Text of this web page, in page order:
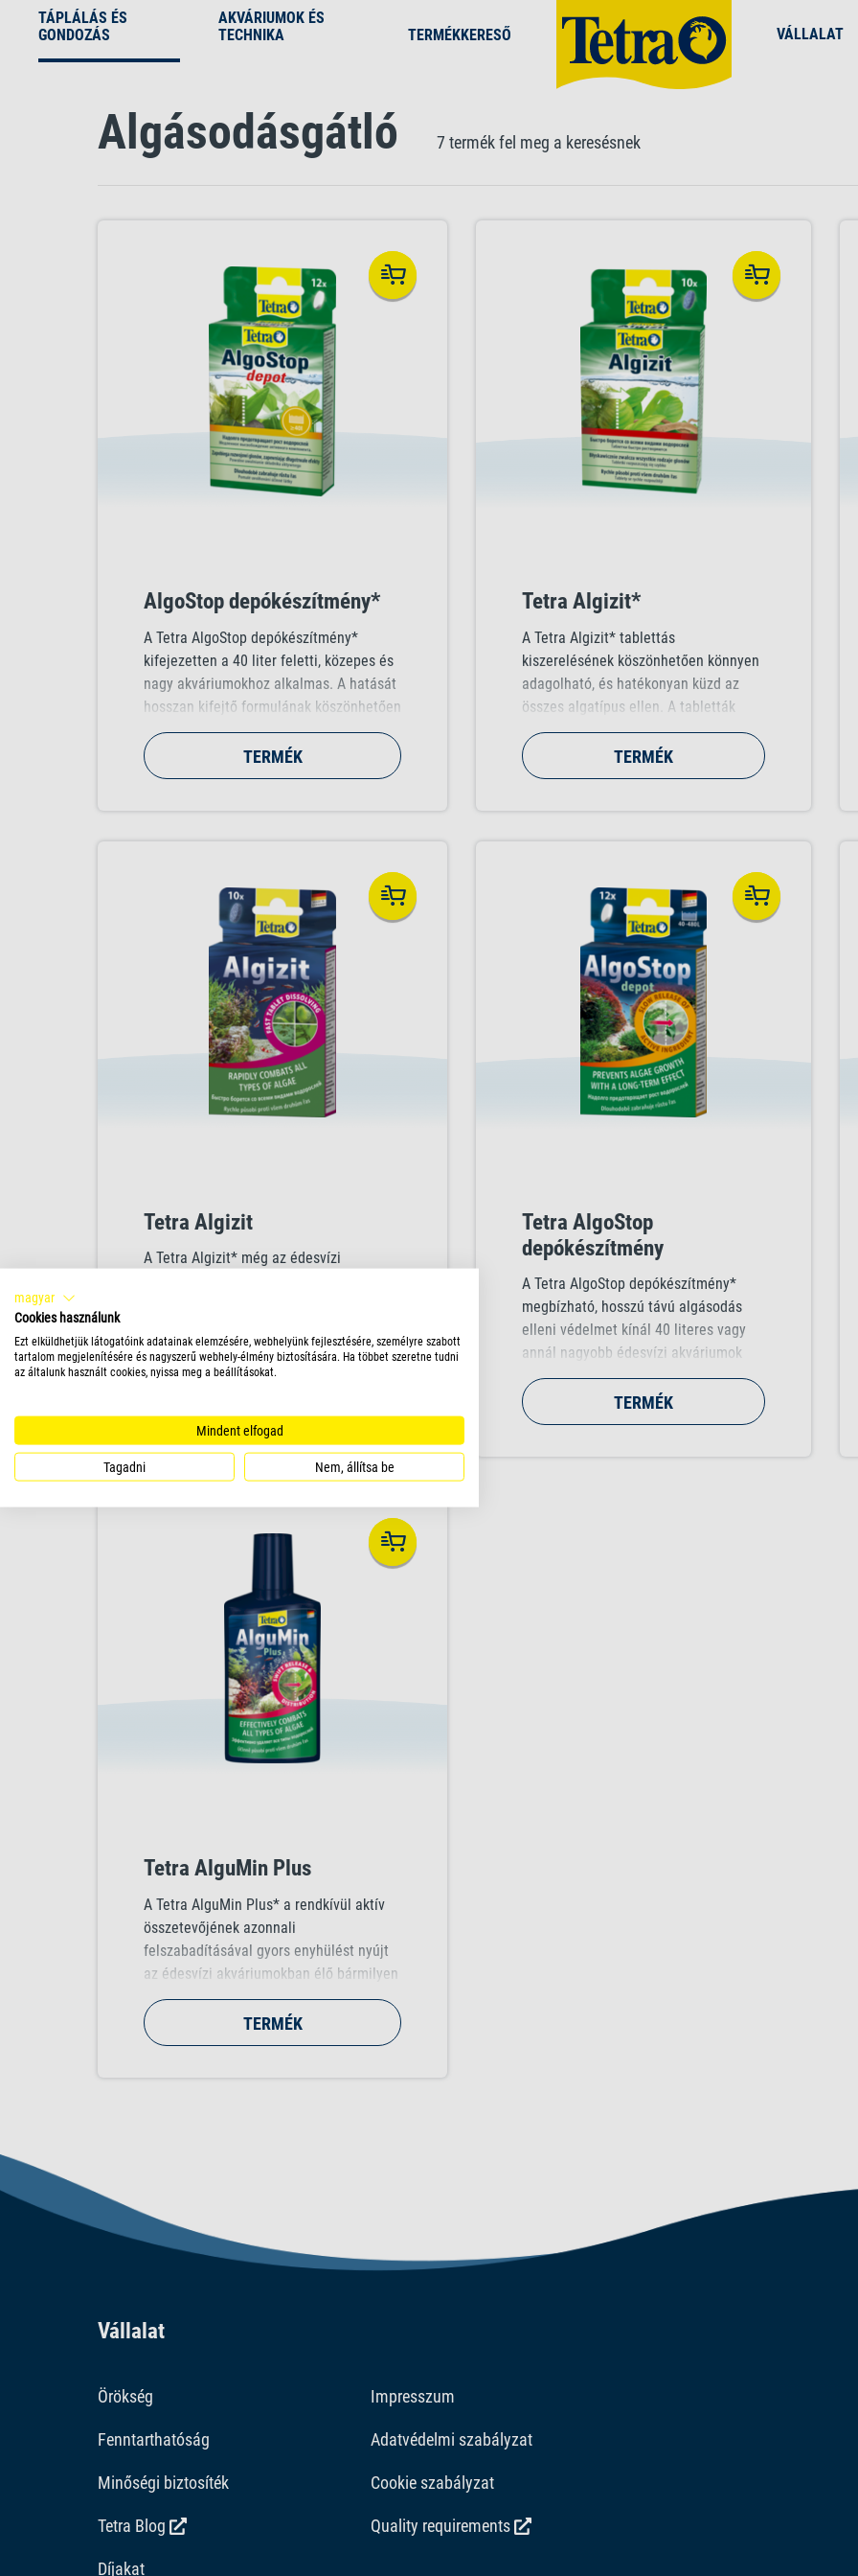
TÁPLÁLÁS ÉS
GONDOZÁS
AKVÁRIUMOK ÉS
TECHNIKA
TERMÉKKERESŐ VÁLLALAT
Algásodásgátló 7 termék fel meg a keresésnek
AlgoStop depókészítmény*
A Tetra AlgoStop depókészítmény*
kifejezetten a 40 liter feletti, közepes és
nagy akváriumokhoz alkalmas. A hatását
hosszan kifejtő formulának köszönhetően
a hatóanyag lassan szabadul fel, és
biztosítja a hosszan tartó hatást.
TERMÉK
Tetra Algizit*
A Tetra Algizit* tablettás
kiszerelésének köszönhetően könnyen
adagolható, és hatékonyan küzd az
összes algatípus ellen. A tabletták
gyorsan feloldódnak, felszabadítva az
erősen koncentrált hatóanyagot.
TERMÉK
Tetra Algizit
A Tetra Algizit* még az édesvízi
algákat, valamint a kihívást jelentő ecset-
és szakállalgákat. A használati
kíméletes a halakkal, növényekkel és
hasznos mikroorganizmusokkal.
Tetra AlgoStop
depókészítmény
A Tetra AlgoStop depókészítmény*
megbízható, hosszú távú algásodás
elleni védelmet kínál 40 literes vagy
annál nagyobb édesvízi akváriumok
számára, mivel körülbelül négy héten
keresztül lassan bocsátja ki a nagy
dózisú hatóanyagot. Az algák
TERMÉK
Tetra AlguMin Plus
A Tetra AlguMin Plus* a rendkívül aktív
összetevőjének azonnali
felszabadításával gyors enyhülést nyújt
az édesvízi akváriumokban élő bármilyen
alga ellen. A folyékony formula lehetővé
teszi a vízben történő egyenletes
eloszlást, így támadhatja az algák
TERMÉK
Vállalat
Örökség Impresszum
Fenntarthatóság Adatvédelmi szabályzat
Minőségi biztosíték Cookie szabályzat
Tetra Blog Quality requirements
Díjakat
magyar
Cookies használunk
Ezt elküldhetjük látogatóink adatainak elemzésére, webhelyünk fejlesztésére, személyre szabott
tartalom megjelenítésére és nagyszerű webhely-élmény biztosítására. Ha többet szeretne tudni
az általunk használt cookies, nyissa meg a beállításokat.
Mindent elfogad
Tagadni Nem, állítsa be